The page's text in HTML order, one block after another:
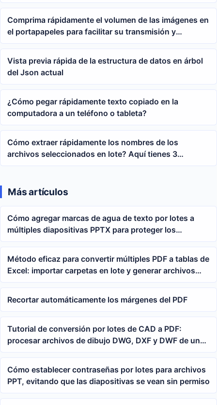
Comprima rápidamente el volumen de las imágenes en
el portapapeles para facilitar su transmisión y
almacenamiento
Vista previa rápida de la estructura de datos en árbol
del Json actual
¿Cómo pegar rápidamente texto copiado en la
computadora a un teléfono o tableta?
Cómo extraer rápidamente los nombres de los
archivos seleccionados en lote? Aquí tienes 3
consejos prácticos
Más artículos
Cómo agregar marcas de agua de texto por lotes a
múltiples diapositivas PPTX para proteger los
derechos de autor de la presentación
Método eficaz para convertir múltiples PDF a tablas de
Excel: importar carpetas en lote y generar archivos
xlsx de forma unificada
Recortar automáticamente los márgenes del PDF
Tutorial de conversión por lotes de CAD a PDF:
procesar archivos de dibujo DWG, DXF y DWF de una
sola vez
Cómo establecer contraseñas por lotes para archivos
PPT, evitando que las diapositivas se vean sin permiso